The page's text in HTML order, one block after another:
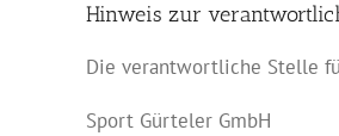
Hinweis zur
Die verantwortliche Stelle
Sport Gürteler GmbH